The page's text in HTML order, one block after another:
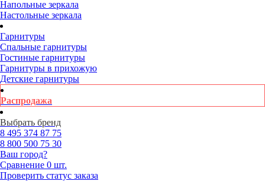
Напольные зеркала
Настольные зеркала
Гарнитуры
Спальные гарнитуры
Гостиные гарнитуры
Гарнитуры в прихожую
Детские гарнитуры
Распродажа
Выбрать бренд
8 495 374 87 75
8 800 500 75 30
Ваш город?
Сравнение 0 шт.
Проверить статус заказа